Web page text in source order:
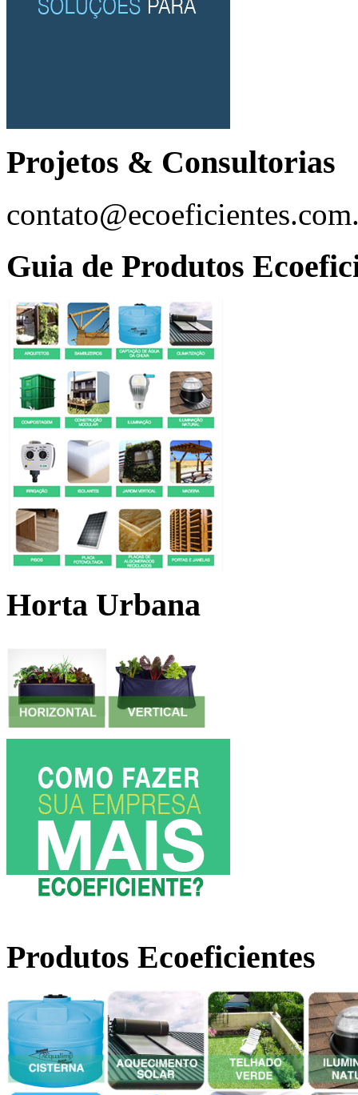
Projetos & Consultorias
Guia de Produtos
Horta Urbana
Produtos Ecoeficientes